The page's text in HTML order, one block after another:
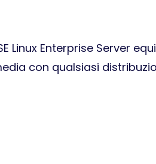
Enterprise Server
con qualsiasi